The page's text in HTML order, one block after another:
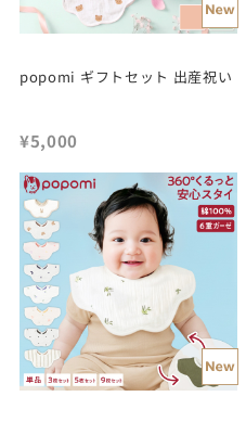
popomi ギフトセット 出産祝い
¥5,000